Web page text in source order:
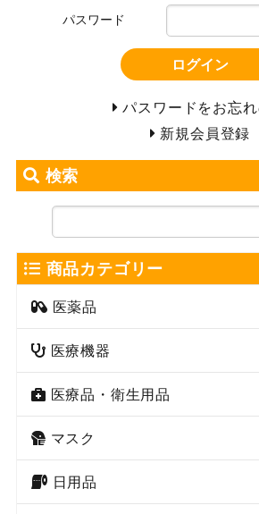
パスワード
ログイン
パスワードをお忘
新規会員登録
検索
商品カテゴリー
医薬品
医療機器
医療品・衛生用品
マスク
日用品